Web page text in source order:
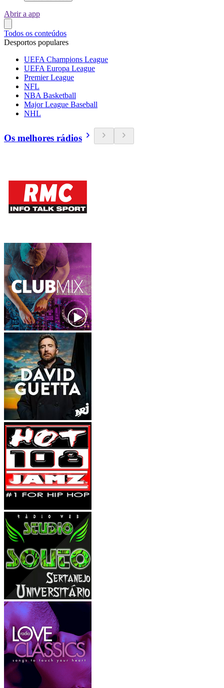
Abrir a app
Todos os conteúdos
Desportos populares
UEFA Champions League
UEFA Europa League
Premier League
NFL
NBA Basketball
Major League Baseball
NHL
Os melhores rádios